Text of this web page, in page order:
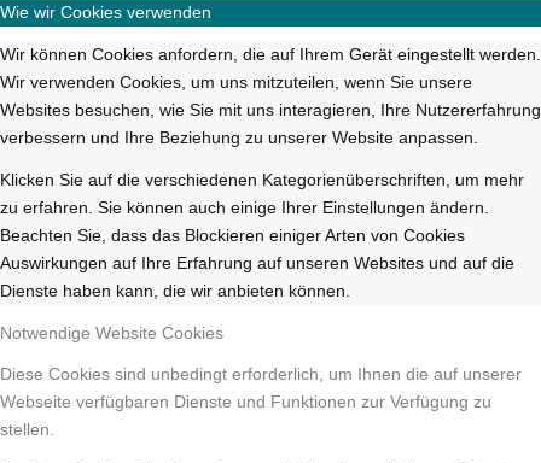
Wie wir Cookies verwenden
Wir können Cookies anfordern, die auf Ihrem Gerät eingestellt werden.
Wir verwenden Cookies, um uns mitzuteilen, wenn Sie unsere
Websites besuchen, wie Sie mit uns interagieren, Ihre Nutzererfahrung
verbessern und Ihre Beziehung zu unserer Website anpassen.
Klicken Sie auf die verschiedenen Kategorienüberschriften, um mehr
zu erfahren. Sie können auch einige Ihrer Einstellungen ändern.
Beachten Sie, dass das Blockieren einiger Arten von Cookies
Auswirkungen auf Ihre Erfahrung auf unseren Websites und auf die
Dienste haben kann, die wir anbieten können.
Notwendige Website Cookies
Diese Cookies sind unbedingt erforderlich, um Ihnen die auf unserer
Webseite verfügbaren Dienste und Funktionen zur Verfügung zu
stellen.